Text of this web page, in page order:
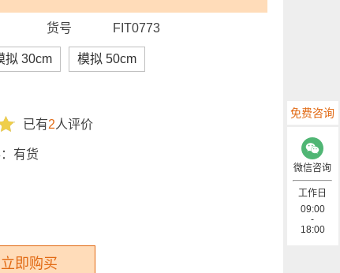
货号 FIT0773
拟 30cm 模拟 50cm
已有2人评价
有货
立即购买
免费咨询
微信咨询
工作日
09:00
-
18:00